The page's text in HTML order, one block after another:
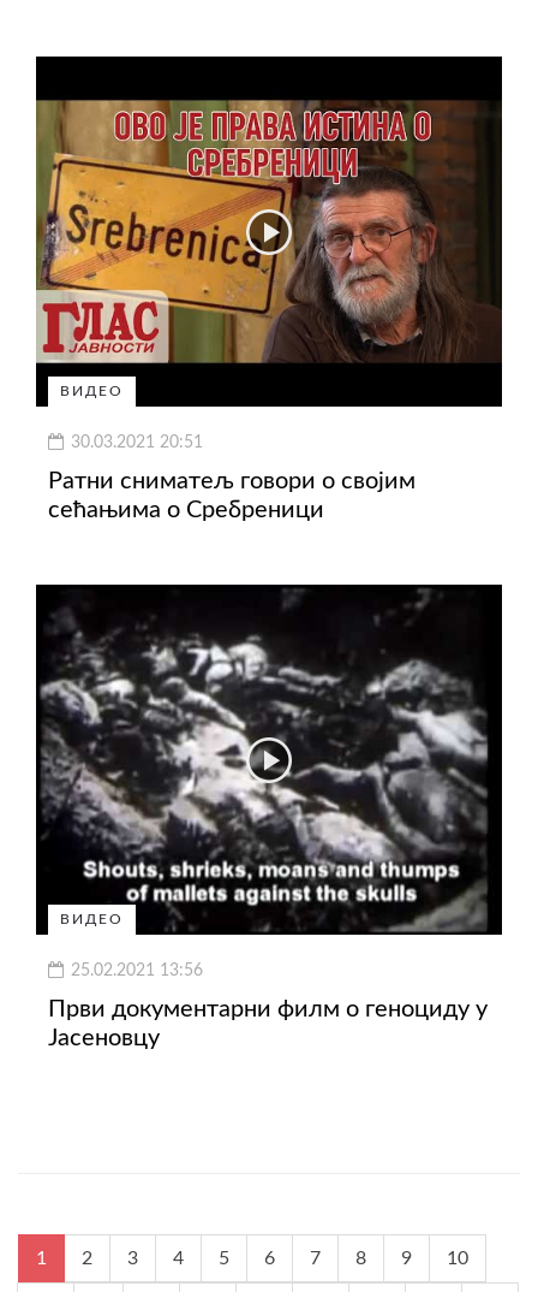
ВИДЕО
30.03.2021 20:51
Ратни сниматељ говори о својим
сећањима о Сребреници
ВИДЕО
25.02.2021 13:56
Први документарни филм о геноциду у
Јасеновцу
1 2 3 4 5 6 7 8 9 10